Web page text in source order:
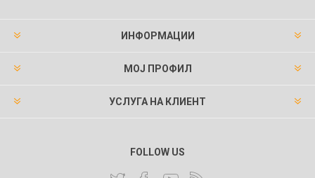
ИНФОРМАЦИИ
МОЈ ПРОФИЛ
УСЛУГА НА КЛИЕНТ
FOLLOW US